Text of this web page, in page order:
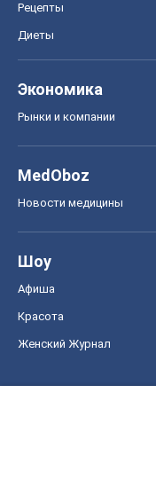
Рецепты
Диеты
Экономика
Рынки и компании
MedOboz
Новости медицины
Шоу
Афиша
Красота
Женский Журнал